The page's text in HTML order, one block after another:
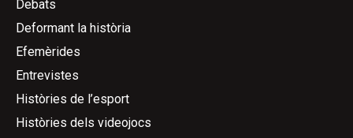
Debats
Deformant la història
Efemèrides
Entrevistes
Històries de l’esport
Històries dels videojocs